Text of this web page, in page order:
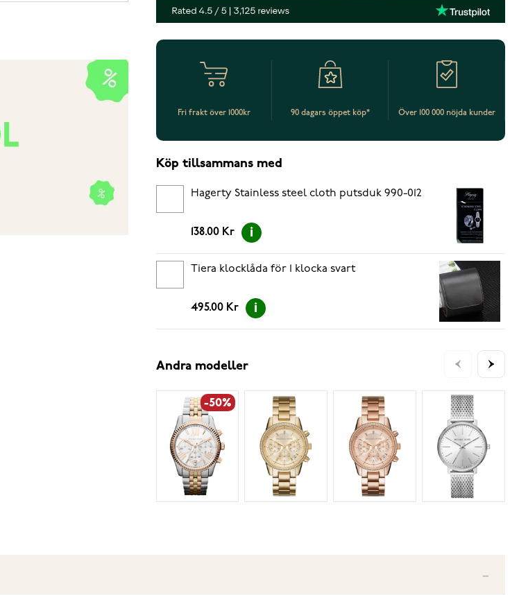
Fri frakt över 1000kr 90 dagars öppet köp* Över 100 000 nöjda kunder
Köp tillsammans med
Hagerty Stainless steel cloth putsduk 990-012
138.00 Kr
Tiera klocklåda för 1 klocka svart
495.00 Kr
Andra modeller
-50%